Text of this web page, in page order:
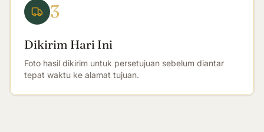
3
Dikirim Hari Ini
Foto hasil dikirim untuk persetujuan sebelum diantar
tepat waktu ke alamat tujuan.